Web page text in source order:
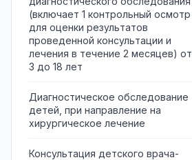
(включает 1 контрольный осмотр
для оценки результатов
проведенной консультации и
лечения в течение 2 месяцев) от
3 до 18 лет
Диагностическое обследование
детей, при направление на
хирургическое лечение
Консультация детского врача-